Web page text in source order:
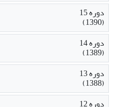
دوره 15
(1390)
دوره 14
(1389)
دوره 13
(1388)
دوره 12